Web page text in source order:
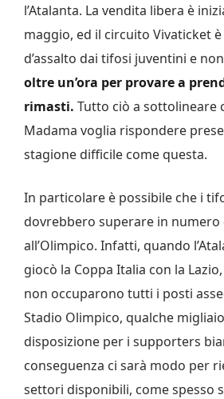
l’Atalanta. La vendita libera è
maggio, ed il circuito Vivaticket
d’assalto dai tifosi juventini e
oltre un’ora per provare a
rimasti. Tutto ciò a sottolineare
Madama voglia rispondere
stagione difficile come questa.
In particolare è possibile che i
dovrebbero superare in numero
all’Olimpico. Infatti, quando
giocò la Coppa Italia con la
non occuparono tutti i posti
Stadio Olimpico, qualche
disposizione per i supporters
conseguenza ci sarà modo per
settori disponibili, come spesso